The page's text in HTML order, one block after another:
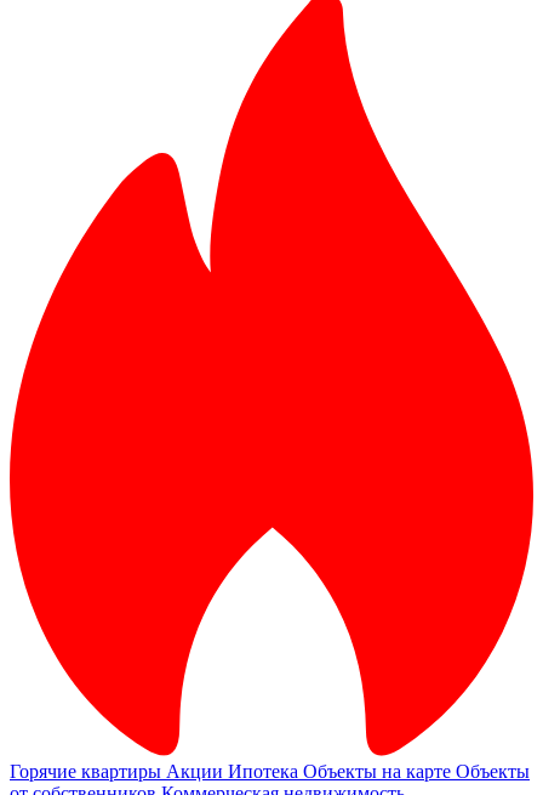
Горячие квартиры Акции Ипотека Объекты на карте Объекты